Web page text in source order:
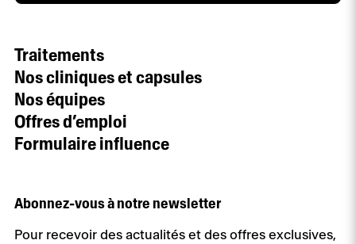
Traitements
Nos cliniques et capsules
Nos équipes
Offres d’emploi
Formulaire influence
Abonnez-vous à notre newsletter
Pour recevoir des actualités et des offres exclusives,